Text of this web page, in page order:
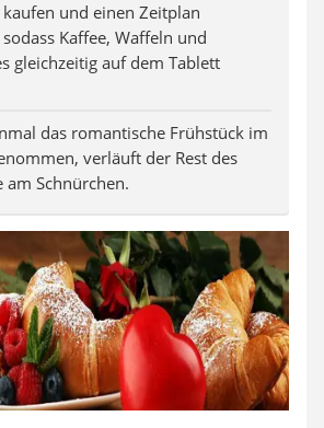
und einen Zeitplan
Kaffee, Waffeln und
gleichzeitig auf dem Tablett
das romantische Frühstück im
verläuft der Rest des
am Schnürchen.